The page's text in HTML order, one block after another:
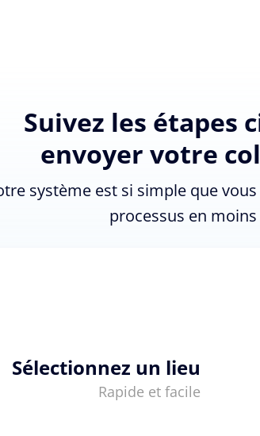
Suivez les étapes
envoyer votre
système est si simple que
processus en
Sélectionnez un lieu
Rapide et facile